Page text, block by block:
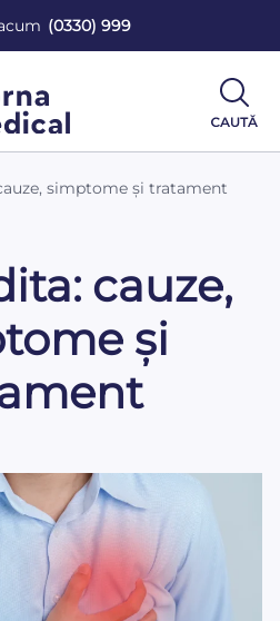
(0330) 999
simptome și tratament
cauze,
și